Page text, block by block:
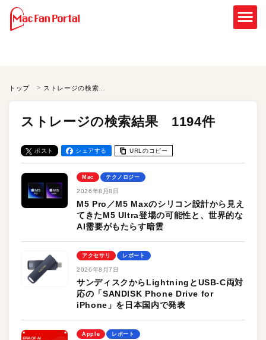
トップ
ストレージの検索結果 1194件
ポスト シェアする URLのコピー
Mac テクノロジー
2026年8月8日
M5 Pro／M5 Maxのシリコン設計から見え
てきたM5 Ultra登場の可能性と、世界的な
AI需要がもたらす暗雲
アクセサリ レポート
2026年8月7日
サンディスクからLightningとUSB-C両対
応の「SANDISK Phone Drive for
iPhone」を日本国内で発表
Apple レポート